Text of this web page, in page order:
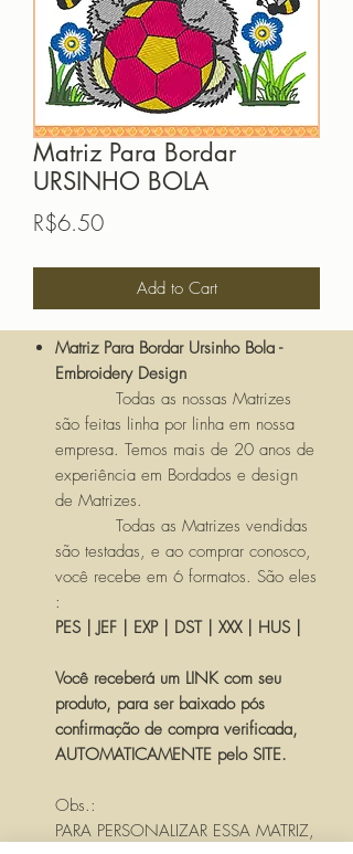
Matriz Para Bordar
URSINHO BOLA
R$6.50Price
Add to Cart
Matriz Para Bordar Ursinho Bola -
Embroidery Design
Todas as nossas Matrizes
são feitas linha por linha em nossa
empresa. Temos mais de 20 anos de
experiência em Bordados e design
de Matrizes.
Todas as Matrizes vendidas
são testadas, e ao comprar conosco,
você recebe em 6 formatos. São eles
:
PES | JEF | EXP | DST | XXX | HUS |
Você receberá um LINK com seu
produto, para ser baixado pós
confirmação de compra verificada,
AUTOMATICAMENTE pelo SITE.
Obs.:
PARA PERSONALIZAR ESSA MATRIZ,